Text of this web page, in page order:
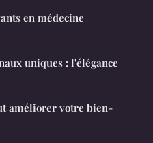
en médecine
uniques : l'élégance
améliorer votre bien-